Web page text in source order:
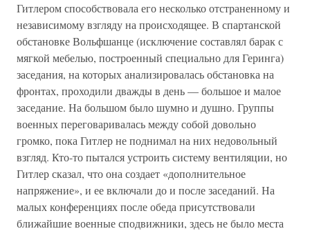
Гитлером способствовала его несколько отстраненному и
независимому взгляду на происходящее. В спартанской
обстановке Вольфшанце (исключение составлял барак с
мягкой мебелью, построенный специально для Геринга)
заседания, на которых анализировалась обстановка на
фронтах, проходили дважды в день — большое и малое
заседание. На большом было шумно и душно. Группы
военных переговаривалась между собой довольно
громко, пока Гитлер не поднимал на них недовольный
взгляд. Кто-то пытался устроить систему вентиляции, но
Гитлер сказал, что она создает «дополнительное
напряжение», и ее включали до и после заседаний. На
малых конференциях после обеда присутствовали
ближайшие военные сподвижники, здесь не было места